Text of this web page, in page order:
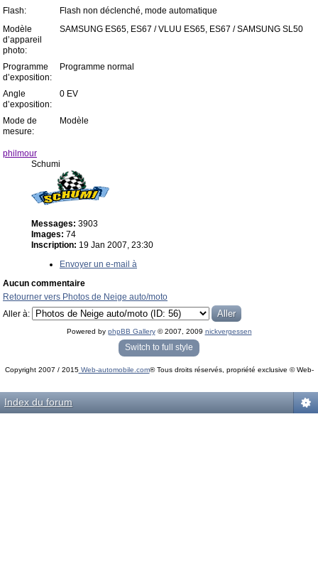
Flash:
Flash non déclenché, mode automatique
Modèle
d’appareil
photo:
SAMSUNG ES65, ES67 / VLUU ES65, ES67 / SAMSUNG SL50
Programme
d’exposition:
Programme normal
Angle
d’exposition:
0 EV
Mode de
mesure:
Modèle
philmour
Schumi
Messages: 3903
Images: 74
Inscription: 19 Jan 2007, 23:30
Envoyer un e-mail à
Aucun commentaire
Retourner vers Photos de Neige auto/moto
Aller à:
Powered by phpBB Gallery© 2007, 2009 nickvergessen
« phpBB Gallery » - Traduction française par
darky
Switch to full style
Copyright 2007 / 2015Web-automobile.com® Tous droits réservés, propriété exclusive © Web-
Index du forum